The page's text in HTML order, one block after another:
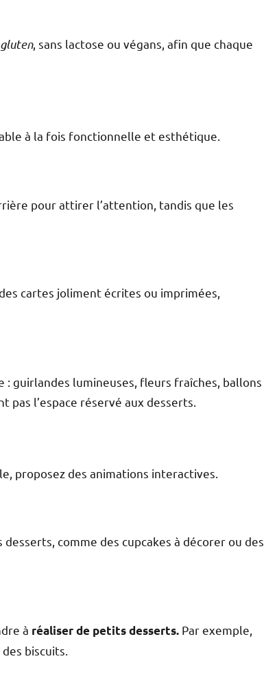
, sans lactose ou végans, afin que chaque
à la fois fonctionnelle et esthétique.
pour attirer l’attention, tandis que les
cartes joliment écrites ou imprimées,
guirlandes lumineuses, fleurs fraîches, ballons
pas l’espace réservé aux desserts.
proposez des animations interactives.
comme des cupcakes à décorer ou des
à réaliser de petits desserts. Par exemple,
biscuits.